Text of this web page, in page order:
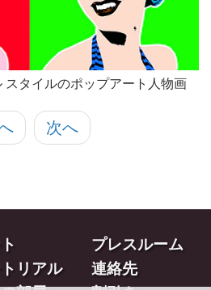
スタイルのポップアート人物画
次へ
リアル
プレスルーム
連絡先